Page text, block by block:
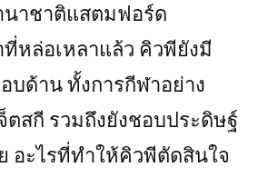
าชาติแสตมฟอร์ด
หล่อเหลาแล้ว คิวพียังมี
บด้าน ทั้งการกีฬาอย่าง
ตสกี รวมถึงยังชอบประดิษฐ์
อะไรที่ทำให้คิวพีตัดสินใจ